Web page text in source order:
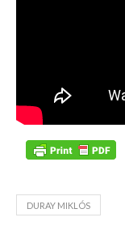
DURAY MIKLÓS